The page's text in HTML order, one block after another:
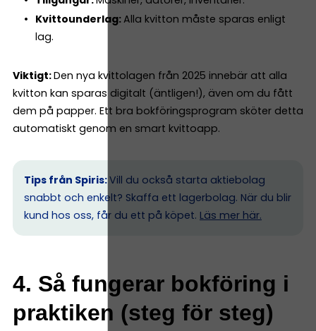
Kvittounderlag:Alla kvitton måste sparas enligt
lag.
Viktigt:Den nya kvittolagen från 2025 innebär att alla
kvitton kan sparas digitalt (äntligen!), även om du fått
dem på papper. Ett bra bokföringsprogram sköter detta
automatiskt genom en smart kvittoapp.
Tips från Spiris:Vill du också starta aktiebolag
snabbt och enkelt? Skaffa ett lagerbolag. När du blir
kund hos oss, får du ett på köpet. Läs mer här.
4. Så fungerar bokföring i
praktiken (steg för steg)